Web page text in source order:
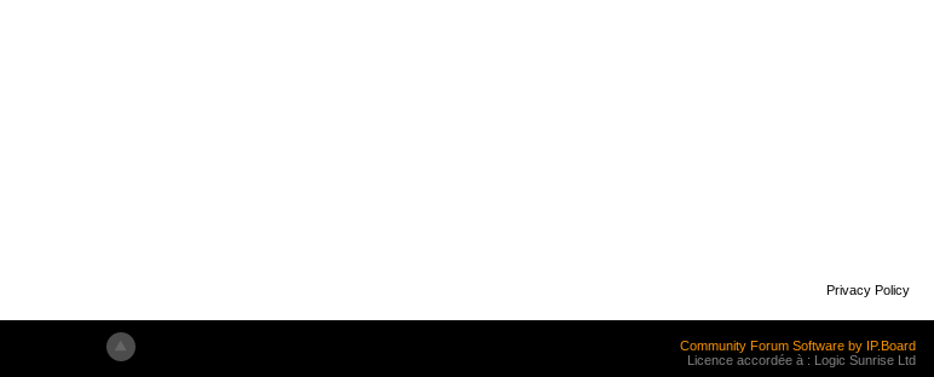
Privacy Policy
Community Forum Software by IP.Board
Licence accordée à : Logic Sunrise Ltd